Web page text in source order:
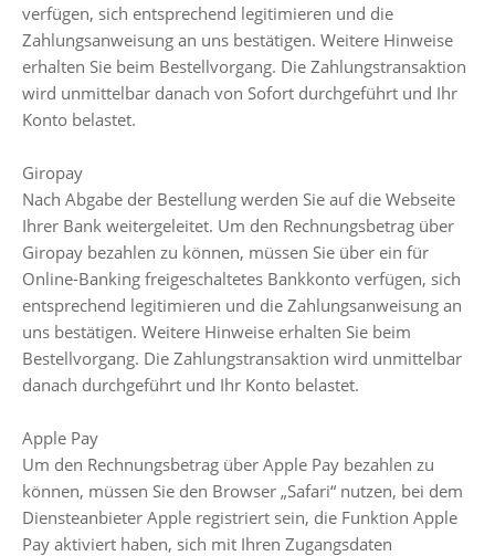
verfügen, sich entsprechend legitimieren und die
Zahlungsanweisung an uns bestätigen. Weitere Hinweise
erhalten Sie beim Bestellvorgang. Die Zahlungstransaktion
wird unmittelbar danach von Sofort durchgeführt und Ihr
Konto belastet.
Giropay
Nach Abgabe der Bestellung werden Sie auf die Webseite
Ihrer Bank weitergeleitet. Um den Rechnungsbetrag über
Giropay bezahlen zu können, müssen Sie über ein für
Online-Banking freigeschaltetes Bankkonto verfügen, sich
entsprechend legitimieren und die Zahlungsanweisung an
uns bestätigen. Weitere Hinweise erhalten Sie beim
Bestellvorgang. Die Zahlungstransaktion wird unmittelbar
danach durchgeführt und Ihr Konto belastet.
Apple Pay
Um den Rechnungsbetrag über Apple Pay bezahlen zu
können, müssen Sie den Browser „Safari“ nutzen, bei dem
Diensteanbieter Apple registriert sein, die Funktion Apple
Pay aktiviert haben, sich mit Ihren Zugangsdaten